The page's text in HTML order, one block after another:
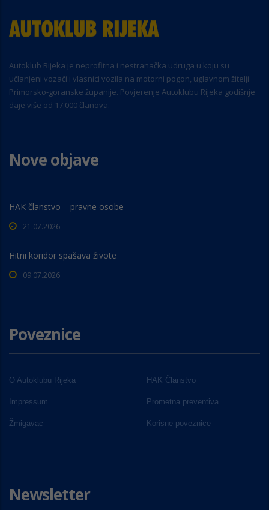
Autoklub Rijeka je neprofitna i nestranačka udruga u koju su
učlanjeni vozači i vlasnici vozila na motorni pogon, uglavnom žitelji
Primorsko-goranske županije. Povjerenje Autoklubu Rijeka godišnje
daje više od 17.000 članova.
Nove objave
HAK članstvo – pravne osobe
21.07.2026
Hitni koridor spašava živote
09.07.2026
Poveznice
O Autoklubu Rijeka HAK Članstvo
Impressum Prometna preventiva
Žmigavac Korisne poveznice
Newsletter